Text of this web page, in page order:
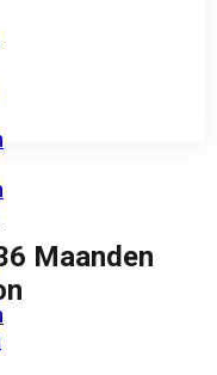
Maanden